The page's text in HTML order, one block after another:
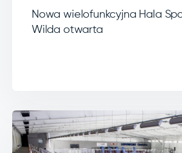
Nowa wielofunkcyjna Hala
Wilda otwarta